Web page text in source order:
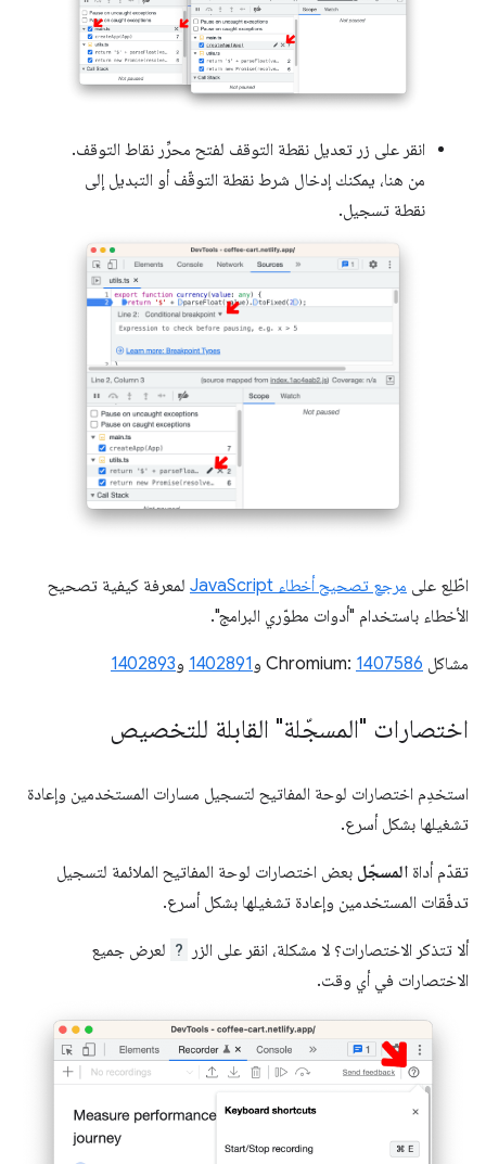
انقر على زر تعديل نقطة التوقف لفتح محرِّر نقاط التوقف.
من هنا، يمكنك إدخال شرط نقطة التوقّف أو التبديل إلى
نقطة تسجيل.
اطّلِع على مرجع تصحيح أخطاء JavaScript
لمعرفة كيفية تصحيح
الأخطاء باستخدام "أدوات مطوّري البرامج".
مشاكل Chromium: 1407586 و 1402891 و1402893
اختصارات "المسجّلة" القابلة للتخصيص
استخدِم اختصارات لوحة المفاتيح لتسجيل مسارات المستخدمين وإعادة
تشغيلها بشكل أسرع.
تقدّم أداة المسجّل بعض اختصارات لوحة المفاتيح الملائمة لتسجيل
تدفّقات المستخدمين وإعادة تشغيلها بشكل أسرع.
ألا تتذكر الاختصارات؟ لا مشكلة، انقر على الزر ? لعرض جميع
الاختصارات في أي وقت.